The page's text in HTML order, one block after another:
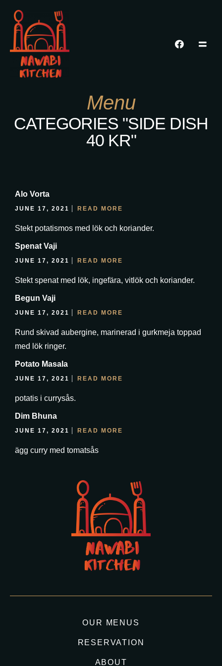
Menu
CATEGORIES "SIDE DISH
40 KR"
Alo Vorta
JUNE 17, 2021 READ MORE
Stekt potatismos med lök och koriander.
Spenat Vaji
JUNE 17, 2021 READ MORE
Stekt spenat med lök, ingefära, vitlök och koriander.
Begun Vaji
JUNE 17, 2021 READ MORE
Rund skivad aubergine, marinerad i gurkmeja toppad
med lök ringer.
Potato Masala
JUNE 17, 2021 READ MORE
potatis i currysås.
Dim Bhuna
JUNE 17, 2021 READ MORE
ägg curry med tomatsås
OUR MENUS
RESERVATION
ABOUT